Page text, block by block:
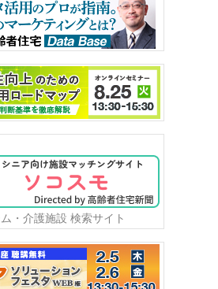
・介護施設 検索サイト